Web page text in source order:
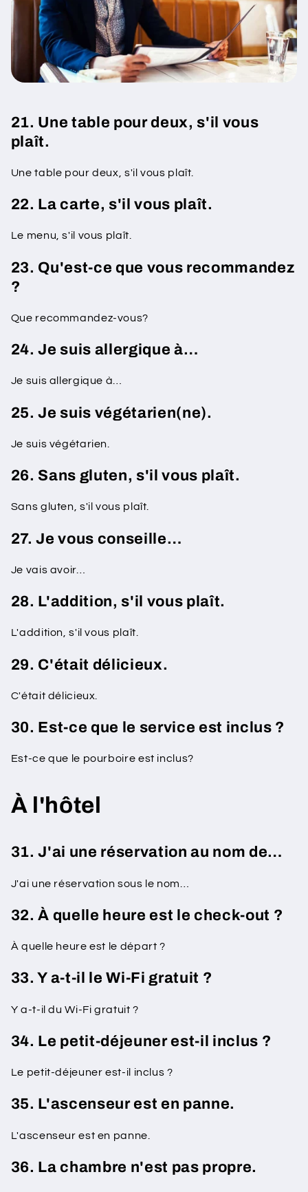
21. Une table pour deux, s'il vous
plaît.
Une table pour deux, s'il vous plaît.
22. La carte, s'il vous plaît.
Le menu, s'il vous plaît.
23. Qu'est-ce que vous recommandez
?
Que recommandez-vous?
24. Je suis allergique à…
Je suis allergique à…
25. Je suis végétarien(ne).
Je suis végétarien.
26. Sans gluten, s'il vous plaît.
Sans gluten, s'il vous plaît.
27. Je vous conseille…
Je vais avoir…
28. L'addition, s'il vous plaît.
L'addition, s'il vous plaît.
29. C'était délicieux.
C'était délicieux.
30. Est-ce que le service est inclus ?
Est-ce que le pourboire est inclus?
À l'hôtel
31. J'ai une réservation au nom de…
J'ai une réservation sous le nom…
32. À quelle heure est le check-out ?
À quelle heure est le départ ?
33. Y a-t-il le Wi-Fi gratuit ?
Y a-t-il du Wi-Fi gratuit ?
34. Le petit-déjeuner est-il inclus ?
Le petit-déjeuner est-il inclus ?
35. L'ascenseur est en panne.
L'ascenseur est en panne.
36. La chambre n'est pas propre.